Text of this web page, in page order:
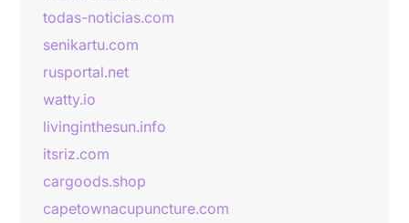
todas-noticias.com
senikartu.com
rusportal.net
watty.io
livinginthesun.info
itsriz.com
cargoods.shop
capetownacupuncture.com